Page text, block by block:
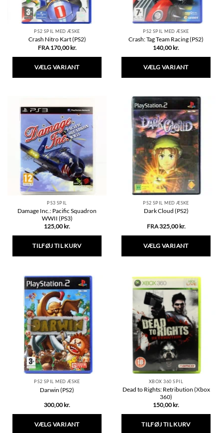
PS2 SPIL MED ÆSKE
Crash Nitro Kart (PS2)
FRA170,00 kr.
VÆLG VARIANT
flere
varianter.
Mulighederne
kan
vælges
på
varesiden
PS2 SPIL MED ÆSKE
Crash: Tag Team Racing (PS2)
140,00 kr.
VÆLG VARIANT
har
flere
varianter.
Mulighederne
kan
vælges
på
varesiden
PS3 SPIL
Damage Inc.: Pacific Squadron
WWII (PS3)
125,00 kr.
TILFØJ TIL KURV
PS2 SPIL MED ÆSKE
Dark Cloud (PS2)
FRA325,00 kr.
VÆLG VARIANT
har
flere
varianter.
Mulighederne
kan
vælges
på
varesiden
PS2 SPIL MED ÆSKE
Darwin (PS2)
300,00 kr.
VÆLG VARIANT
XBOX 360 SPIL
Dead to Rights: Retribution (Xbox
360)
150,00 kr.
TILFØJ TIL KURV